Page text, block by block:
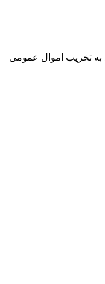
به تخریب اموال عمومی